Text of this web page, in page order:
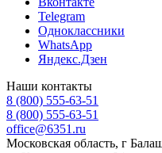
Telegram
Одноклассники
WhatsApp
Яндекс.Дзен
Наши контакты
8 (800) 555-63-51
8 (800) 555-63-51
office@6351.ru
Московская область, г